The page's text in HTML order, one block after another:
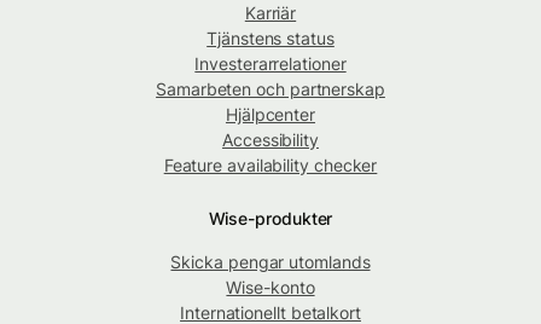
Karriär
Tjänstens status
Investerarrelationer
Samarbeten och partnerskap
Hjälpcenter
Accessibility
Feature availability checker
Wise-produkter
Skicka pengar utomlands
Wise-konto
Internationellt betalkort